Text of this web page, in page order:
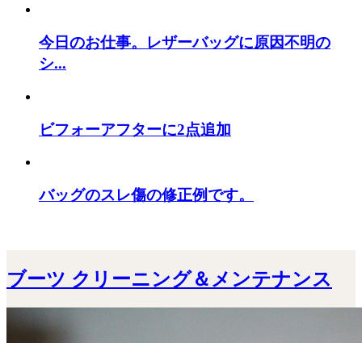
今日のお仕事。レザーバッグに原因不明の
シ...
ビフォーアフターに2点追加
バッグのスレ傷の修正例です。
ブーツ クリーニング＆メンテナンス